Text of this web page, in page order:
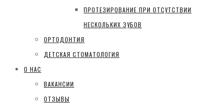
ПРОТЕЗИРОВАНИЕ ПРИ ОТСУТСТВИИ
НЕСКОЛЬКИХ ЗУБОВ
ОРТОДОНТИЯ
ДЕТСКАЯ СТОМАТОЛОГИЯ
О НАС
ВАКАНСИИ
ОТЗЫВЫ